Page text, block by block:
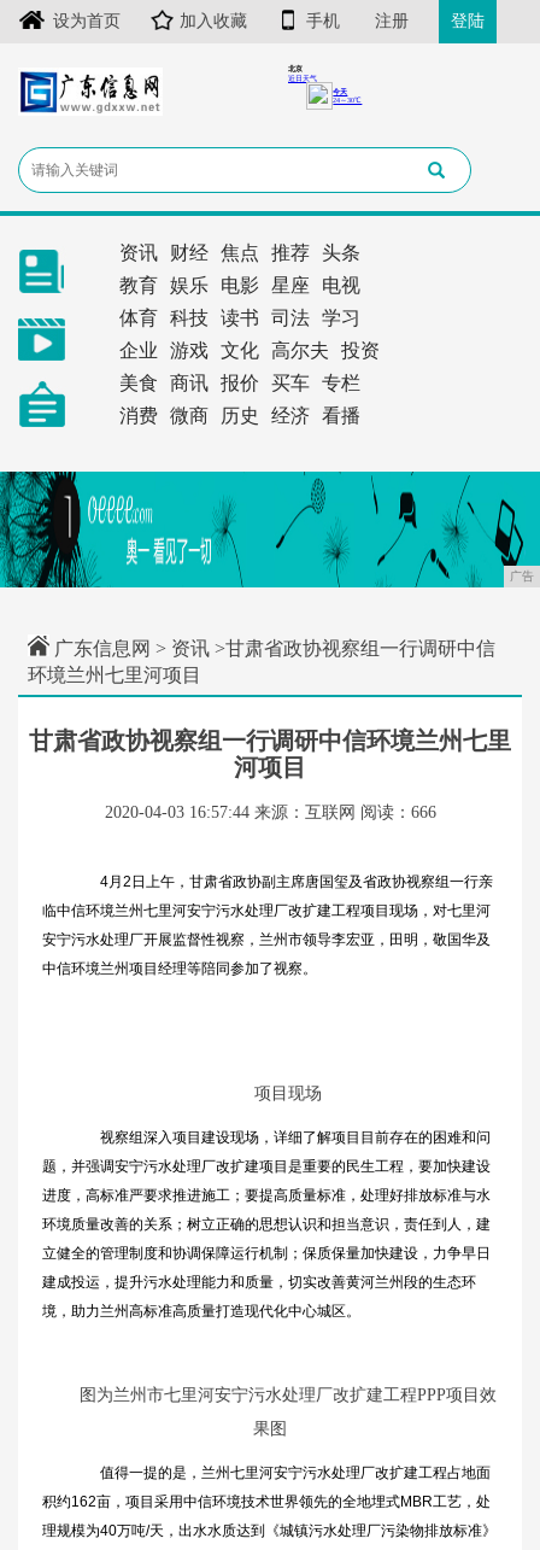
设为首页 加入收藏 手机 注册 登陆
资讯 财经 焦点 推荐
头条
教育
娱乐 电影 星座
电视
体育
科技 读书 司法
学习
企业
游戏 文化 高尔夫
投资
美食
商讯 报价 买车
专栏
消费
微商 历史 经济 看播
广告
广东信息网 > 资讯 >甘肃省政协视察组一行调研中信
环境兰州七里河项目
甘肃省政协视察组一行调研中信环境兰州七里
河项目
2020-04-03 16:57:44 来源：互联网 阅读：666
4月2日上午，甘肃省政协副主席唐国玺及省政协视察组一行亲
临中信环境兰州七里河安宁污水处理厂改扩建工程项目现场，对七里河
安宁污水处理厂开展监督性视察，兰州市领导李宏亚，田明，敬国华及
中信环境兰州项目经理等陪同参加了视察。
项目现场
视察组深入项目建设现场，详细了解项目目前存在的困难和问
题，并强调安宁污水处理厂改扩建项目是重要的民生工程，要加快建设
进度，高标准严要求推进施工；要提高质量标准，处理好排放标准与水
环境质量改善的关系；树立正确的思想认识和担当意识，责任到人，建
立健全的管理制度和协调保障运行机制；保质保量加快建设，力争早日
建成投运，提升污水处理能力和质量，切实改善黄河兰州段的生态环
境，助力兰州高标准高质量打造现代化中心城区。
图为兰州市七里河安宁污水处理厂改扩建工程PPP项目效
果图
值得一提的是，兰州七里河安宁污水处理厂改扩建工程占地面
积约162亩，项目采用中信环境技术世界领先的全地埋式MBR工艺，处
理规模为40万吨/天，出水水质达到《城镇污水处理厂污染物排放标准》